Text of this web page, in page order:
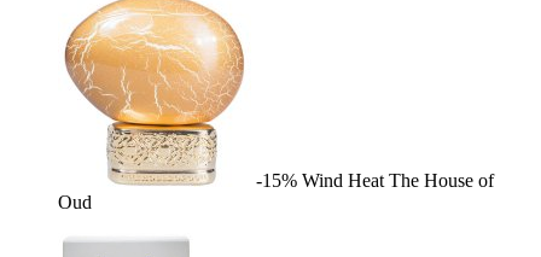
-15% Wind Heat The House of
Oud